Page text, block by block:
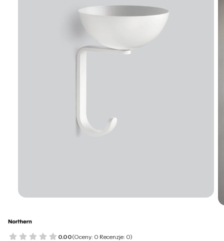
0.00(Oceny: 0 Recenzje: 0)